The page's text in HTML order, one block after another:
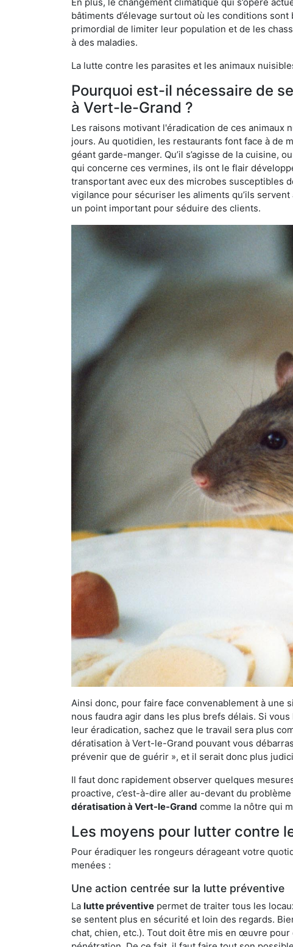
bâtiments d’élevage surtout où les conditions
primordial de limiter leur population et de les
à des maladies.
La lutte contre les parasites et les animaux
Pourquoi est-il nécessaire de
à Vert-le-Grand ?
Les raisons motivant l'éradication de ces animaux
jours. Au quotidien, les restaurants font face à de
géant garde-manger. Qu’il s’agisse de la cuisine,
qui concerne ces vermines, ils ont le flair
transportant avec eux des microbes susceptibles
vigilance pour sécuriser les aliments qu’ils
un point important pour séduire des clients.
Ainsi donc, pour faire face convenablement à une
nous faudra agir dans les plus brefs délais. Si
leur éradication, sachez que le travail sera plus
dératisation à Vert-le-Grand pouvant vous
prévenir que de guérir », et il serait donc plus
Il faut donc rapidement observer quelques
proactive, c’est-à-dire aller au-devant du
dératisation à Vert-le-Grand comme la nôtre qui
Les moyens pour lutter contre
Pour éradiquer les rongeurs dérageant votre
menées :
Une action centrée sur la lutte préventive
La lutte préventive permet de traiter tous les
se sentent plus en sécurité et loin des regards.
chat, chien, etc.). Tout doit être mis en œuvre